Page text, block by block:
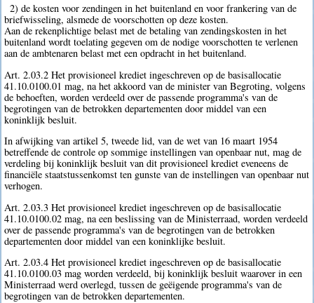
2) de kosten voor zendingen in het buitenland en voor frankering van de
briefwisseling, alsmede de voorschotten op deze kosten.
Aan de rekenplichtige belast met de betaling van zendingskosten in het
buitenland wordt toelating gegeven om de nodige voorschotten te verlenen
aan de ambtenaren belast met een opdracht in het buitenland.
Art. 2.03.2 Het provisioneel krediet ingeschreven op de basisallocatie
41.10.0100.01 mag, na het akkoord van de minister van Begroting, volgens
de behoeften, worden verdeeld over de passende programma's van de
begrotingen van de betrokken departementen door middel van een
koninklijk besluit.
In afwijking van artikel 5, tweede lid, van de wet van 16 maart 1954
betreffende de controle op sommige instellingen van openbaar nut, mag de
verdeling bij koninklijk besluit van dit provisioneel krediet eveneens de
financiële staatstussenkomst ten gunste van de instellingen van openbaar nut
verhogen.
Art. 2.03.3 Het provisioneel krediet ingeschreven op de basisallocatie
41.10.0100.02 mag, na een beslissing van de Ministerraad, worden verdeeld
over de passende programma's van de begrotingen van de betrokken
departementen door middel van een koninklijke besluit.
Art. 2.03.4 Het provisioneel krediet ingeschreven op de basisallocatie
41.10.0100.03 mag worden verdeeld, bij koninklijk besluit waarover in een
Ministerraad werd overlegd, tussen de geëigende programma's van de
begrotingen van de betrokken departementen.